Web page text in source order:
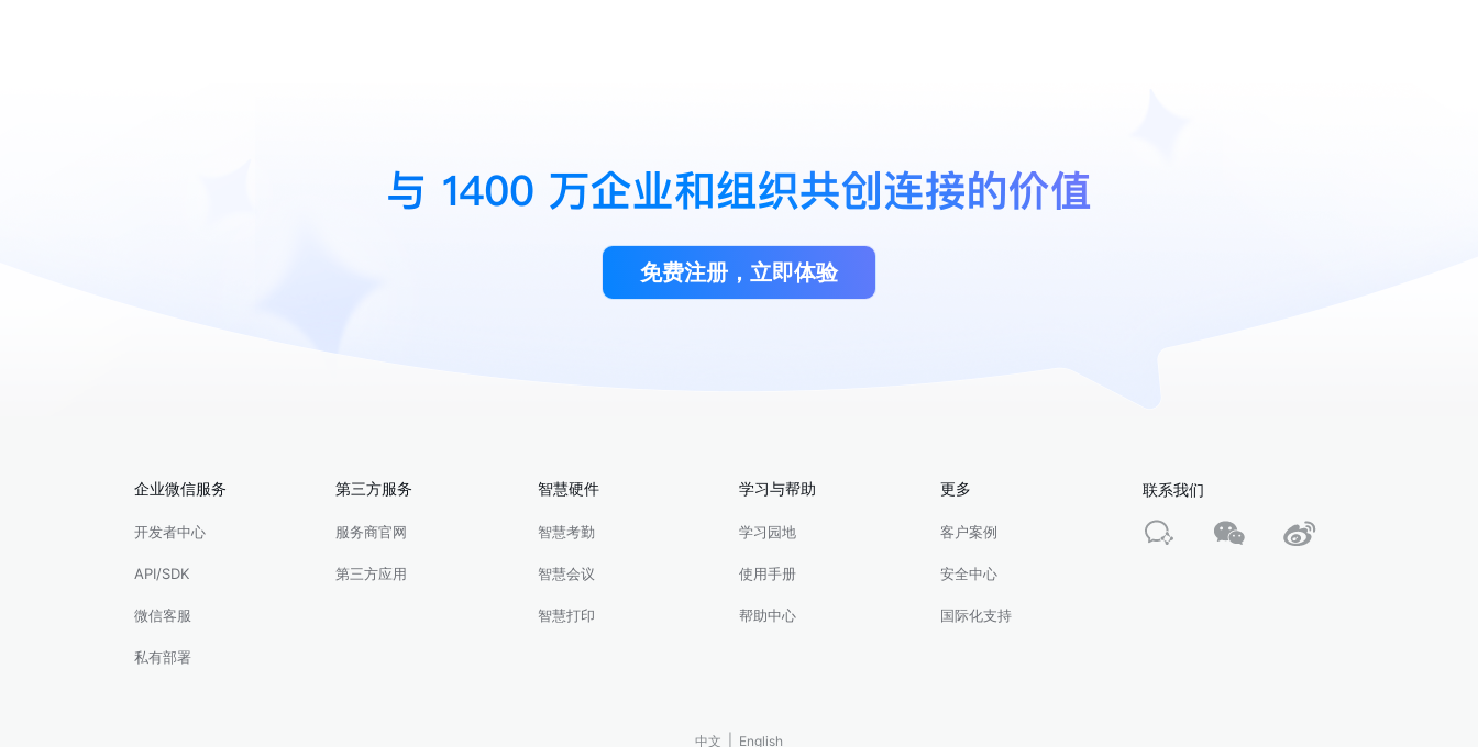
免费注册，立即体验
企业微信服务
开发者中心
API/SDK
微信客服
私有部署
第三方服务
服务商官网
第三方应用
智慧硬件
智慧考勤
智慧会议
智慧打印
学习与帮助
学习园地
使用手册
帮助中心
更多
客户案例
安全中心
国际化支持
联系我们
中文 English